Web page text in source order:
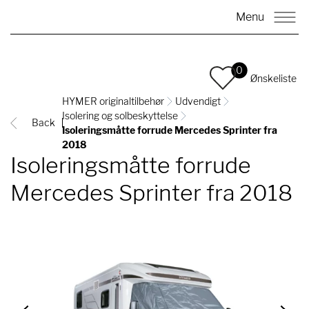
Menu
0
Ønskeliste
Back
HYMER originaltilbehør
Udvendigt
Isolering og solbeskyttelse
Isoleringsmåtte forrude Mercedes Sprinter fra
2018
Isoleringsmåtte forrude
Mercedes Sprinter fra 2018